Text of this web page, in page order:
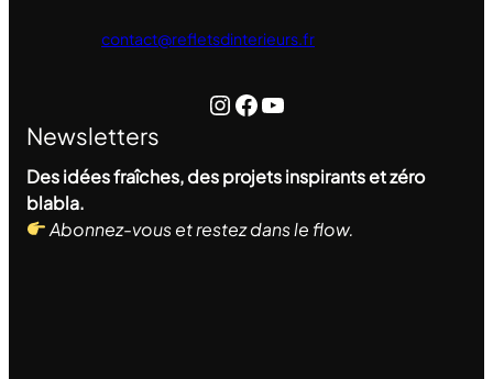
contact@refletsdinterieurs.fr
InstagramFacebook YouTube
Newsletters
Des idées fraîches, des projets inspirants et zéro
blabla.
Abonnez-vous et restez dans le flow.